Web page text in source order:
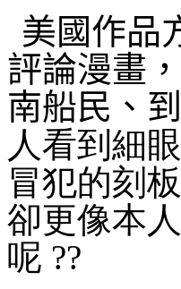
美國作品
評論漫畫
南船民、到
人看到細
冒犯的刻
卻更像本
呢 ??